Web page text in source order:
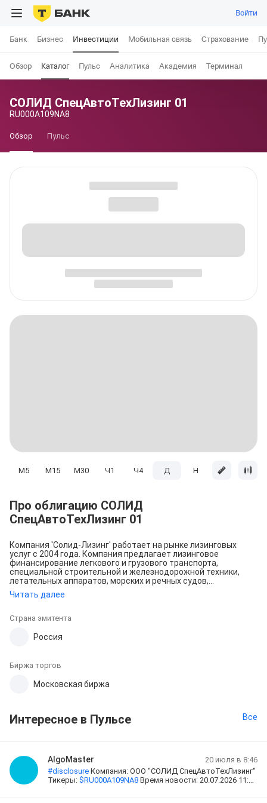
Войти
Банк Бизнес Инвестиции Мобильная связь Страхование
Обзор Каталог Пульс Аналитика Академия Терминал
СОЛИД СпецАвтоТехЛизинг 01
RU000A109NA8
Обзор Пульс
M5 M15 M30 Ч1 Ч4 Д H Мес
Про облигацию СОЛИД
СпецАвтоТехЛизинг 01
Компания 'Солид-Лизинг' работает на рынке лизинговых
услуг с 2004 года. Компания предлагает лизинговое
финансирование легкового и грузового транспорта,
специальной строительной и железнодорожной техники,
летательных аппаратов, морских и речных судов,
коммерческой недвижимости, оборудования. Данная
информация о ценной бумаге предназначена для
Читать далее
Страна эмитента
Россия
Биржа торгов
Московская биржа
Интересное в Пульсе Все
AlgoMaster
20 июля в 8:46
#disclosure Компания: ООО "СОЛИД СпецАвтоТехЛизинг"
Тикеры: $RU000A109NA8 Время новости: 20.07.2026 11:41
причитающиеся владельцам ценных бумаг эмитента